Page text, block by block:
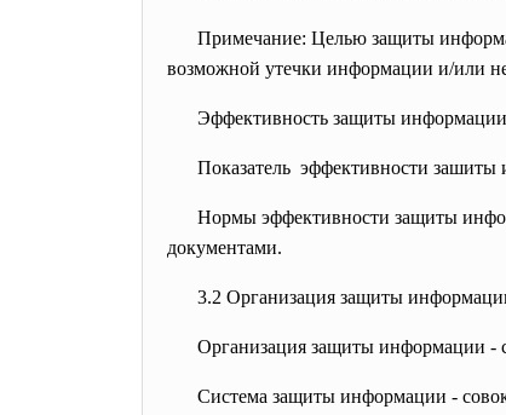
Примечание: Целью защиты
возможной утечки информации и/или
Эффективность защиты информации
Показатель эффективности
Нормы эффективности защиты
документами.
3.2 Организация защиты
Организация защиты информации -
Система защиты информации -